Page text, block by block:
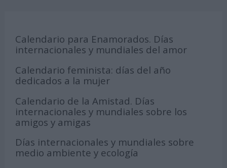
Calendario para Enamorados. Días
internacionales y mundiales del amor
Calendario feminista: días del año
dedicados a la mujer
Calendario de la Amistad. Días
internacionales y mundiales sobre los
amigos y amigas
Días internacionales y mundiales sobre
medio ambiente y ecología